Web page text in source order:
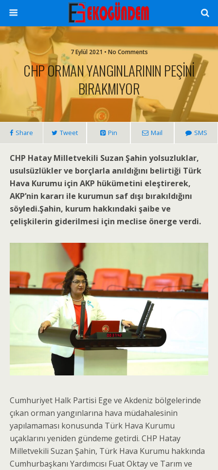
7 Eylül 2021 • No Comments
CHP ORMAN YANGINLARININ PEŞİNİ
BIRAKMIYOR
Share Tweet Pin Mail SMS
CHP Hatay Milletvekili Suzan Şahin yolsuzluklar,
usulsüzlükler ve borçlarla anıldığını belirtiği Türk
Hava Kurumu için AKP hükümetini eleştirerek,
AKP’nin kararı ile kurumun saf dışı bırakıldığını
söyledi.Şahin, kurum hakkındaki şaibe ve
çelişkilerin giderilmesi için meclise önerge verdi.
Cumhuriyet Halk Partisi Ege ve Akdeniz bölgelerinde
çıkan orman yangınlarına hava müdahalesinin
yapılamaması konusunda Türk Hava Kurumu
uçaklarını yeniden gündeme getirdi. CHP Hatay
Milletvekili Suzan Şahin, Türk Hava Kurumu hakkında
Cumhurbaşkanı Yardımcısı Fuat Oktay ve Tarım ve